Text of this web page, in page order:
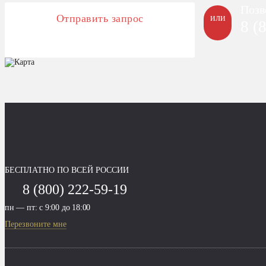
Отправить запрос или
БЕСПЛАТНО ПО ВСЕЙ РОССИИ
8 (800) 222-59-19
пн — пт: с 9:00 до 18:00
Перезвоните мне